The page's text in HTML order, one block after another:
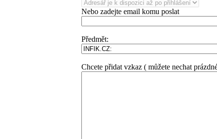
Nebo zadejte email komu poslat
Předmět:
Chcete přidat vzkaz ( můžete nechat